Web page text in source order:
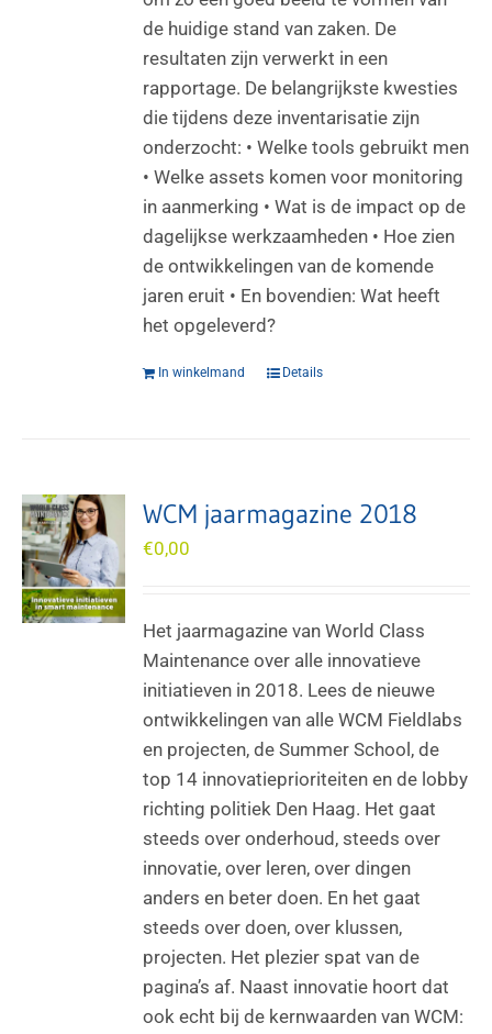
de huidige stand van zaken. De
resultaten zijn verwerkt in een
rapportage. De belangrijkste kwesties
die tijdens deze inventarisatie zijn
onderzocht: • Welke tools gebruikt men
• Welke assets komen voor monitoring
in aanmerking • Wat is de impact op de
dagelijkse werkzaamheden • Hoe zien
de ontwikkelingen van de komende
jaren eruit • En bovendien: Wat heeft
het opgeleverd?
In winkelmand Details
WCM jaarmagazine 2018
€0,00
Het jaarmagazine van World Class
Maintenance over alle innovatieve
initiatieven in 2018. Lees de nieuwe
ontwikkelingen van alle WCM Fieldlabs
en projecten, de Summer School, de
top 14 innovatieprioriteiten en de lobby
richting politiek Den Haag. Het gaat
steeds over onderhoud, steeds over
innovatie, over leren, over dingen
anders en beter doen. En het gaat
steeds over doen, over klussen,
projecten. Het plezier spat van de
pagina’s af. Naast innovatie hoort dat
ook echt bij de kernwaarden van WCM: